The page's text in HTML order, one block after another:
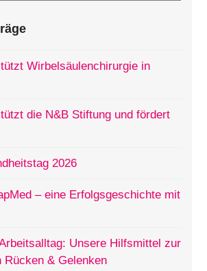
Wirbelsäulenchirurgie in
die N&B Stiftung und fördert
2026
– eine Erfolgsgeschichte mit
Unsere Hilfsmittel zur
Rücken & Gelenken